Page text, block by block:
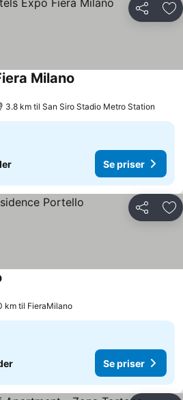
Del
Milano
3.8 km til San Siro Stadio Metro Station
Se priser
Del
km til FieraMilano
Se priser